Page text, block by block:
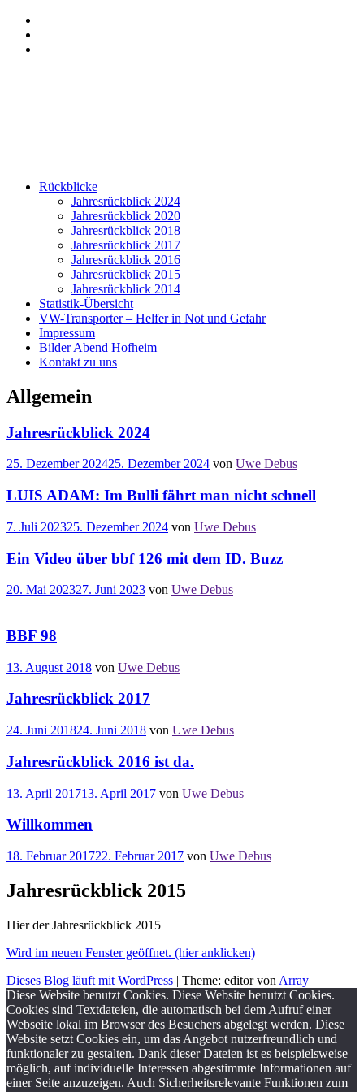
Zum
Inhalt
springen
Rückblicke
Jahresrückblick 2024
Jahresrückblick 2020
Jahresrückblick 2018
Jahresrückblick 2017
Jahresrückblick 2016
Jahresrückblick 2015
Jahresrückblick 2014
Statistik-Übersicht
VW-Transporter – Helfer in Not und Gefahr
Impressum
Bilder Abend Hofheim
Kontakt zu uns
Allgemein
Jahresrückblick 2024
25. Dezember 202425. Dezember 2024 von Uwe Debus
LUIS ADAM: Im Bulli fährt man nicht schnell
7. Juli 202325. Dezember 2024 von Uwe Debus
Ein Video über bbf 126 mit dem ID. Buzz
20. Mai 202327. Juni 2023 von Uwe Debus
BBF 98
13. August 2018 von Uwe Debus
Jahresrückblick 2017
24. Juni 201824. Juni 2018 von Uwe Debus
Jahresrückblick 2016 ist da.
13. April 201713. April 2017 von Uwe Debus
Willkommen
18. Februar 201722. Februar 2017 von Uwe Debus
Jahresrückblick 2015
Hier der Jahresrückblick 2015
Wird im neuen Fenster geöffnet. (hier anklicken)
Dieses Blog läuft mit WordPress | Theme: editor von Array
Diese Website benutzt Cookies. Diese Website benutzt Cookies.
Cookies sind Textdateien, die automatisch bei dem Aufruf einer
Webseite lokal im Browser des Besuchers abgelegt werden. Diese
Website setzt Cookies ein, um das Angebot nutzerfreundlich und
funktionaler zu gestalten. Dank dieser Dateien ist es beispielsweise
möglich, auf individuelle Interessen abgestimmte Informationen auf
einer Seite anzuzeigen. Auch Sicherheitsrelevante Funktionen zum